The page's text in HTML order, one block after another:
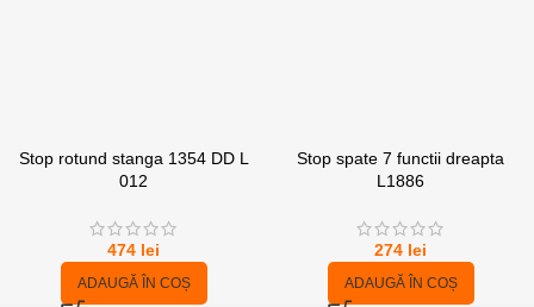
Stop rotund stanga 1354 DD L
012
474 lei
ADAUGĂ ÎN COȘ
Stop spate 7 functii dreapta
L1886
274 lei
ADAUGĂ ÎN COȘ